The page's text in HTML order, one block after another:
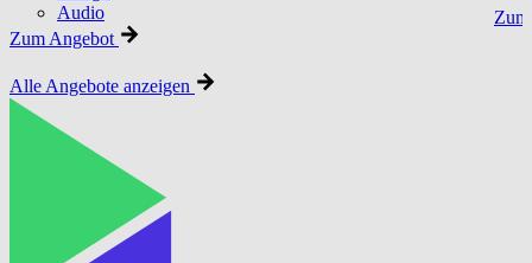
Audio
Zum Angebot
Alle Angebote anzeigen